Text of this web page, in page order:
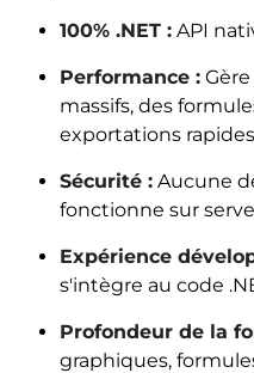
100% .NET : API
Performance :
massifs, des
exportations rapides
Sécurité : Aucune
fonctionne sur
Expérience
s'intègre au code
Profondeur de la
graphiques,